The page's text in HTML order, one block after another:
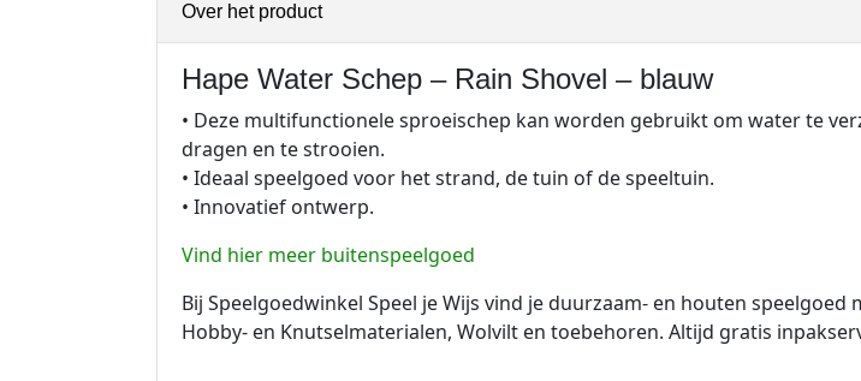
Over het product
Hape Water Schep – Rain Shovel – blauw
• Deze multifunctionele sproeischep kan worden gebruikt om water te
dragen en te strooien.
• Ideaal speelgoed voor het strand, de tuin of de speeltuin.
• Innovatief ontwerp.
Vind hier meer buitenspeelgoed
Bij Speelgoedwinkel Speel je Wijs vind je duurzaam- en houten speelgoed
Hobby- en Knutselmaterialen, Wolvilt en toebehoren. Altijd gratis